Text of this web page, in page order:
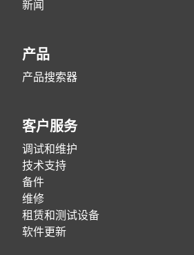
新闻
产品
产品搜索器
客户服务
调试和维护
技术支持
备件
维修
租赁和测试设备
软件更新